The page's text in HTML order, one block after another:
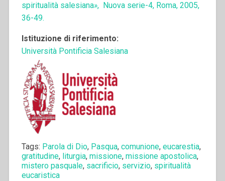
spiritualità salesiana», Nuova serie-4, Roma, 2005,
36-49.
Istituzione di riferimento:
Università Pontificia Salesiana
Tags: Parola di Dio, Pasqua, comunione, eucarestia,
gratitudine, liturgia, missione, missione apostolica,
mistero pasquale, sacrificio, servizio, spiritualità
eucaristica